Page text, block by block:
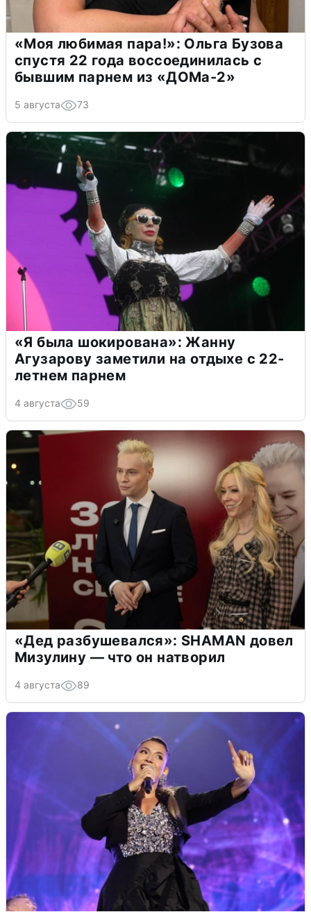
«Моя любимая пара!»: Ольга Бузова
спустя 22 года воссоединилась с
бывшим парнем из «ДОМа-2»
5 августа 73
«Я была шокирована»: Жанну
Агузарову заметили на отдыхе с 22-
летнем парнем
4 августа 59
«Дед разбушевался»: SHAMAN довел
Мизулину — что он натворил
4 августа 89